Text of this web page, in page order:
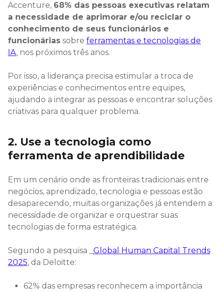
Accenture, 68% das pessoas executivas relatam
a necessidade de aprimorar e/ou reciclar o
conhecimento de seus funcionários e
funcionárias sobre ferramentas e tecnologias de
IA, nos próximos três anos.
Por isso, a liderança precisa estimular a troca de
experiências e conhecimentos entre equipes,
ajudando a integrar as pessoas e encontrar soluções
criativas para qualquer problema.
2. Use a tecnologia como
ferramenta de aprendibilidade
Em um cenário onde as fronteiras tradicionais entre
negócios, aprendizado, tecnologia e pessoas estão
desaparecendo, muitas organizações já entendem a
necessidade de organizar e orquestrar suas
tecnologias de forma estratégica.
Segundo a pesquisa _ Global Human Capital Trends
2025, da Deloitte:
62% das empresas reconhecem a importância